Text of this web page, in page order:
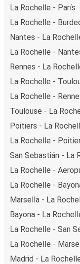
La Rochelle - París
La Rochelle -
Nantes - La
La Rochelle -
Rennes - La
La Rochelle -
La Rochelle -
Toulouse - La
Poitiers - La
La Rochelle -
San Sebastián - La
La Rochelle -
La Rochelle -
Marsella - La
Bayona - La
La Rochelle - San
La Rochelle -
Madrid - La